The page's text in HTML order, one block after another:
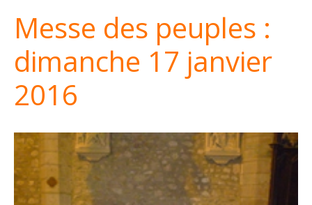
Messe des peuples :
dimanche 17 janvier
2016